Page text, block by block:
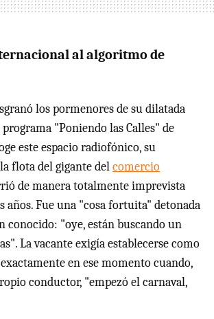
al algoritmo de
los pormenores de su dilatada
"Poniendo las Calles" de
este espacio radiofónico, su
flota del gigante delcomercio
de manera totalmente imprevista
años. Fue una "cosa fortuita" detonada
conocido: "oye, están buscando un
La vacante exigía establecerse como
en ese momento cuando,
conductor, "empezó el carnaval,